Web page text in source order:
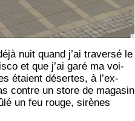
nuit quand j’ai tra­ver­sé le
et que j’ai garé ma voi­
étaient désertes, à l’ex­
contre un store de maga­sin
un feu rouge, sirènes